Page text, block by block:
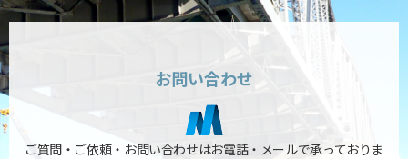
お問い合わせ
ご質問・ご依頼・お問い合わせはお電話・メールで承っておりま